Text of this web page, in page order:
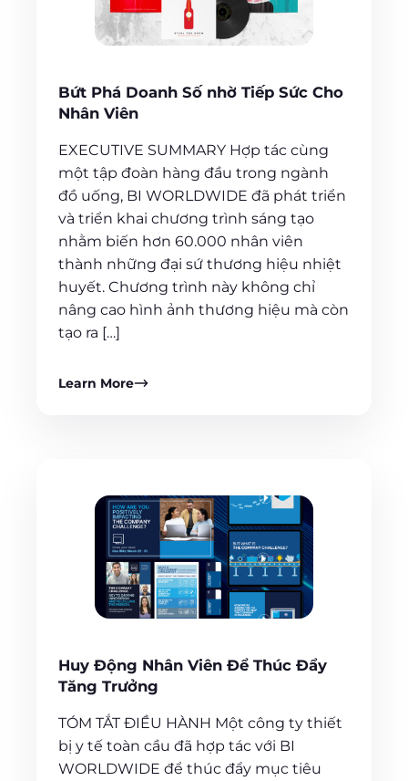
Bứt Phá Doanh Số nhờ Tiếp Sức Cho
Nhân Viên
EXECUTIVE SUMMARY Hợp tác cùng
một tập đoàn hàng đầu trong ngành
đồ uống, BI WORLDWIDE đã phát triển
và triển khai chương trình sáng tạo
nhằm biến hơn 60.000 nhân viên
thành những đại sứ thương hiệu nhiệt
huyết. Chương trình này không chỉ
nâng cao hình ảnh thương hiệu mà còn
tạo ra […]
Learn More
Huy Động Nhân Viên Để Thúc Đẩy
Tăng Trưởng
TÓM TẮT ĐIỀU HÀNH Một công ty thiết
bị y tế toàn cầu đã hợp tác với BI
WORLDWIDE để thúc đẩy mục tiêu